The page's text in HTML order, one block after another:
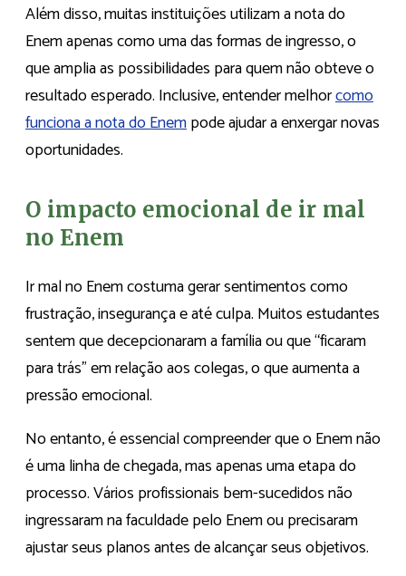
Além disso, muitas instituições utilizam a nota do
Enem apenas como uma das formas de ingresso, o
que amplia as possibilidades para quem não obteve o
resultado esperado. Inclusive, entender melhorcomo
funciona a nota do Enempode ajudar a enxergar novas
oportunidades.
O impacto emocional de ir mal
no Enem
Ir mal no Enem costuma gerar sentimentos como
frustração, insegurança e até culpa. Muitos estudantes
sentem que decepcionaram a família ou que “ficaram
para trás” em relação aos colegas, o que aumenta a
pressão emocional.
No entanto, é essencial compreender que o Enem não
é uma linha de chegada, mas apenas uma etapa do
processo. Vários profissionais bem-sucedidos não
ingressaram na faculdade pelo Enem ou precisaram
ajustar seus planos antes de alcançar seus objetivos.